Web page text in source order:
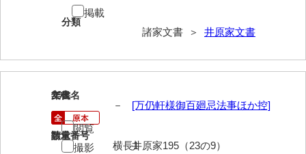
河北家文書
河田家文書
河野家文書（美祢市）
河野英男収集資料
分類
諸家文書 ＞ 井原家文書
掲載
293
文書名
[万仍軒様御百廻忌法事ほか控]
請求番号
井原家195（23の9）
年代
－
数量
横長1
閲覧
撮影